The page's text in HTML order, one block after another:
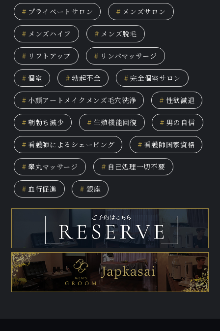
# プライベートサロン # メンズサロン
# メンズハイフ # メンズ脱毛
# リフトアップ # リンパマッサージ
# 個室 # 勃起不全 # 完全個室サロン
# 小顔アートメイクメンズ毛穴洗浄 # 性欲減退
# 朝勃ち減少 # 生殖機能回復 # 男の自信
# 看護師によるシェービング # 看護師国家資格
# 睾丸マッサージ # 自己処理一切不要
# 血行促進 # 銀座